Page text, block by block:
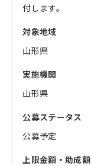
付します。
対象地域
山形県
実施機関
山形県
公募ステータス
公募予定
上限金額・助成額